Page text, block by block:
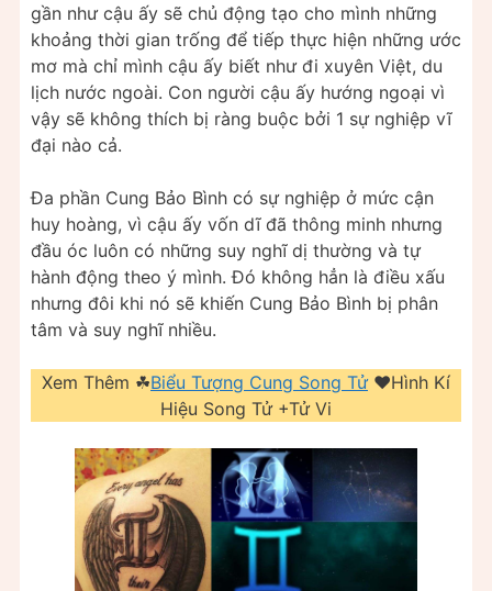
gần như cậu ấy sẽ chủ động tạo cho mình những
khoảng thời gian trống để tiếp thực hiện những ước
mơ mà chỉ mình cậu ấy biết như đi xuyên Việt, du
lịch nước ngoài. Con người cậu ấy hướng ngoại vì
vậy sẽ không thích bị ràng buộc bởi 1 sự nghiệp vĩ
đại nào cả.
Đa phần Cung Bảo Bình có sự nghiệp ở mức cận
huy hoàng, vì cậu ấy vốn dĩ đã thông minh nhưng
đầu óc luôn có những suy nghĩ dị thường và tự
hành động theo ý mình. Đó không hẳn là điều xấu
nhưng đôi khi nó sẽ khiến Cung Bảo Bình bị phân
tâm và suy nghĩ nhiều.
Xem Thêm ☘Biểu Tượng Cung Song Tử❤️️Hình Kí
Hiệu Song Tử +Tử Vi